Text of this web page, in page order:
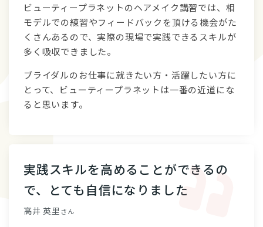
ビューティープラネットのヘアメイク講習では、相
モデルでの練習やフィードバックを頂ける機会がた
くさんあるので、実際の現場で実践できるスキルが
多く吸収できました。
ブライダルのお仕事に就きたい方・活躍したい方に
とって、ビューティープラネットは一番の近道にな
ると思います。
実践スキルを高めることができるの
で、とても自信になりました
高井 英里 さん